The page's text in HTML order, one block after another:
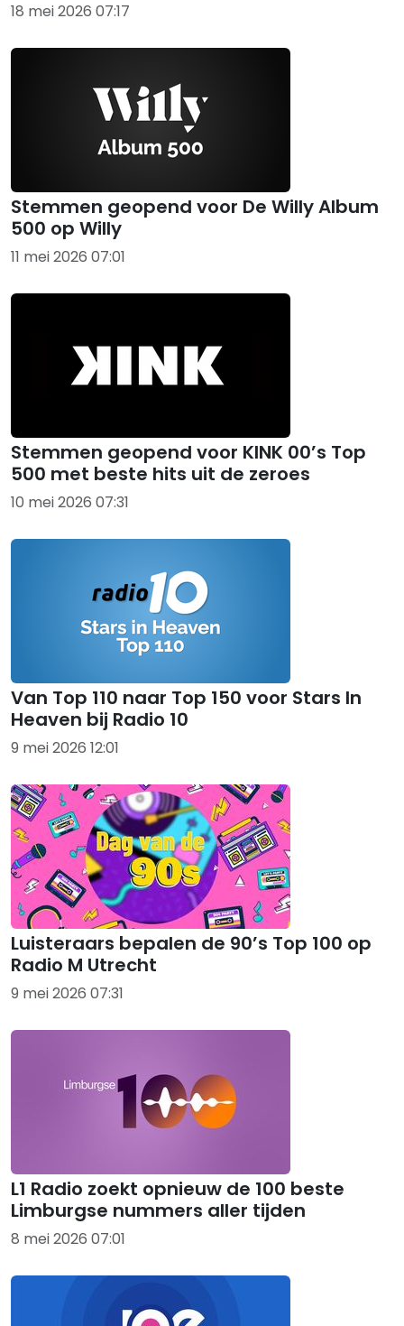
18 mei 2026 07:17
Stemmen geopend voor De Willy Album
500 op Willy
11 mei 2026 07:01
Stemmen geopend voor KINK 00’s Top
500 met beste hits uit de zeroes
10 mei 2026 07:31
Van Top 110 naar Top 150 voor Stars In
Heaven bij Radio 10
9 mei 2026 12:01
Luisteraars bepalen de 90’s Top 100 op
Radio M Utrecht
9 mei 2026 07:31
L1 Radio zoekt opnieuw de 100 beste
Limburgse nummers aller tijden
8 mei 2026 07:01